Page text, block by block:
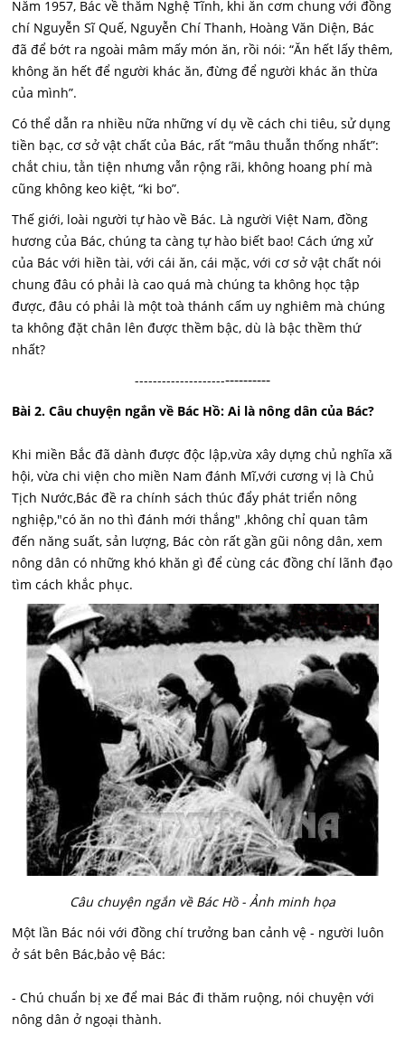
Năm 1957, Bác về thăm Nghệ Tĩnh, khi ăn cơm chung với đồng
chí Nguyễn Sĩ Quế, Nguyễn Chí Thanh, Hoàng Văn Diện, Bác
đã để bớt ra ngoài mâm mấy món ăn, rồi nói: “Ăn hết lấy thêm,
không ăn hết để người khác ăn, đừng để người khác ăn thừa
của mình”.
Có thể dẫn ra nhiều nữa những ví dụ về cách chi tiêu, sử dụng
tiền bạc, cơ sở vật chất của Bác, rất “mâu thuẫn thống nhất”:
chắt chiu, tằn tiện nhưng vẫn rộng rãi, không hoang phí mà
cũng không keo kiệt, “ki bo”.
Thế giới, loài người tự hào về Bác. Là người Việt Nam, đồng
hương của Bác, chúng ta càng tự hào biết bao! Cách ứng xử
của Bác với hiền tài, với cái ăn, cái mặc, với cơ sở vật chất nói
chung đâu có phải là cao quá mà chúng ta không học tập
được, đâu có phải là một toà thánh cấm uy nghiêm mà chúng
ta không đặt chân lên được thềm bậc, dù là bậc thềm thứ
nhất?
------------------------------
Bài 2. Câu chuyện ngắn về Bác Hồ: Ai là nông dân của Bác?
Khi miền Bắc đã dành được độc lập,vừa xây dựng chủ nghĩa xã
hội, vừa chi viện cho miền Nam đánh Mĩ,với cương vị là Chủ
Tịch Nước,Bác đề ra chính sách thúc đẩy phát triển nông
nghiệp,"có ăn no thì đánh mới thắng" ,không chỉ quan tâm
đến năng suất, sản lượng, Bác còn rất gần gũi nông dân, xem
nông dân có những khó khăn gì để cùng các đồng chí lãnh đạo
tìm cách khắc phục.
Câu chuyện ngắn về Bác Hồ - Ảnh minh họa
Một lần Bác nói với đồng chí trưởng ban cảnh vệ - người luôn
ở sát bên Bác,bảo vệ Bác:
- Chú chuẩn bị xe để mai Bác đi thăm ruộng, nói chuyện với
nông dân ở ngoại thành.